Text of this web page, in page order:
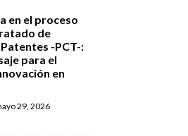
en el proceso
de
-PCT-:
para el
en
29, 2026